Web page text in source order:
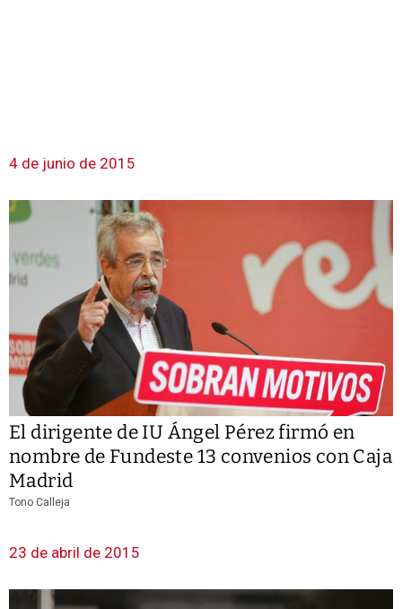
4 de junio de 2015
El dirigente de IU Ángel Pérez firmó en
nombre de Fundeste 13 convenios con Caja
Madrid
Tono Calleja
23 de abril de 2015